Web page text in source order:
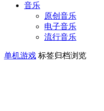
音乐
原创音乐
电子音乐
流行音乐
单机游戏 标签归档浏览